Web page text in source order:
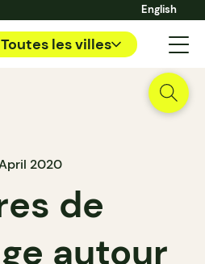
English
Toutes les villes
2020
de
autour